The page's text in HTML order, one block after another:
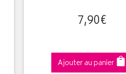
7,90€
Ajouter au panier